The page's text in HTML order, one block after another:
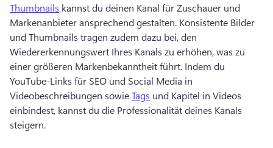
Thumbnails kannst du deinen Kanal für Zuschauer und
Markenanbieter ansprechend gestalten. Konsistente Bilder
und Thumbnails tragen zudem dazu bei, den
Wiedererkennungswert Ihres Kanals zu erhöhen, was zu
einer größeren Markenbekanntheit führt. Indem du
YouTube-Links für SEO und Social Media in
Videobeschreibungen sowie Tags und Kapitel in Videos
einbindest, kannst du die Professionalität deines Kanals
steigern.